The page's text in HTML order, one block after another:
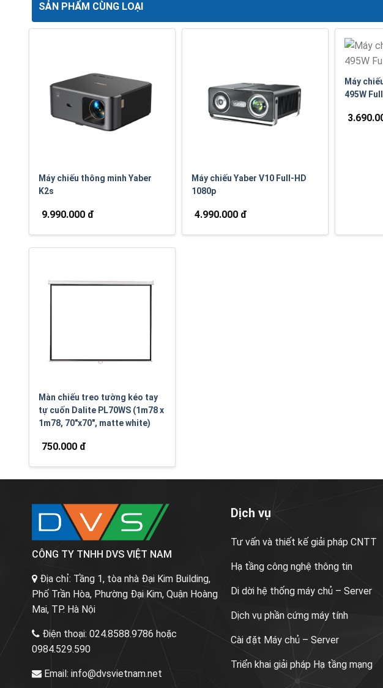
SẢN PHẨM CÙNG LOẠI
Máy chiếu thông minh Yaber
K2s
9.990.000 đ
Máy chiếu Yaber V10 Full-HD
1080p
4.990.000 đ
Máy
495W
Màn chiếu treo tường kéo tay
tự cuốn Dalite PL70WS (1m78 x
1m78, 70"x70", matte white)
750.000 đ
CÔNG TY TNHH DVS VIỆT NAM
Địa chỉ: Tầng 1, tòa nhà Đại Kim Building,
Phố Trần Hòa, Phường Đại Kim, Quận Hoàng
Mai, TP. Hà Nội
Điện thoại: 024.8588.9786 hoặc
0984.529.590
Email: info@dvsvietnam.net
Dịch vụ
Tư vấn và thiết kế giải pháp CNTT
Hạ tầng công nghệ thông tin
Di dời hệ thống máy chủ – Server
Dịch vụ phần cứng máy tính
Cài đặt Máy chủ – Server
Triển khai giải pháp Hạ tầng mạng